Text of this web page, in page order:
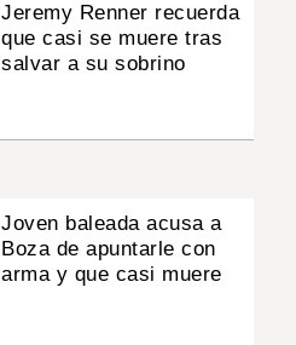
Jeremy Renner recuerda
que casi se muere tras
salvar a su sobrino
Joven baleada acusa a
Boza de apuntarle con
arma y que casi muere